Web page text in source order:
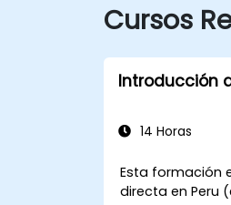
Cursos
Introducción
14 Horas
Esta formación
directa en Peru